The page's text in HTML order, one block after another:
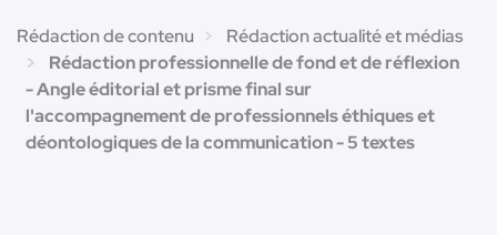
Rédaction de contenu
Rédaction actualité et médias
Rédaction professionnelle de fond et de réflexion
- Angle éditorial et prisme final sur
l'accompagnement de professionnels éthiques et
déontologiques de la communication - 5 textes